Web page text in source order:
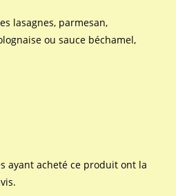
lasagnes, parmesan,
ou sauce béchamel,
ayant acheté ce produit ont la